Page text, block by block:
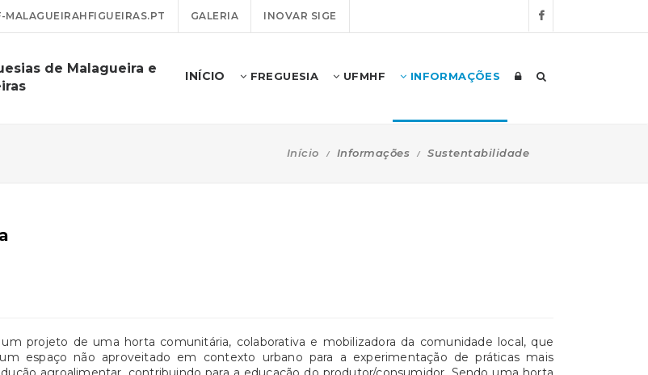
MALAGUEIRAHFIGUEIRAS.PT GALERIA INOVAR SIGE
de Malagueira e
INÍCIO FREGUESIA UFMHF INFORMAÇÕES
Início Informações Sustentabilidade
projeto de uma horta comunitária, colaborativa e mobilizadora da comunidade local, que
espaço não aproveitado em contexto urbano para a experimentação de práticas mais